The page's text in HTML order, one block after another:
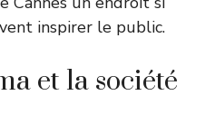
inspirer le public.
et la société